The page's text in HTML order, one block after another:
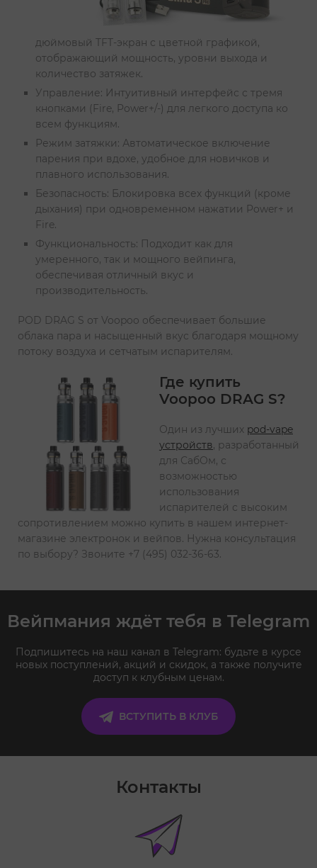
дюймовый TFT-экран с цветной графикой,
отображающий мощность, уровни выхода и
количество затяжек.
Управление: Интуитивный интерфейс с тремя
кнопками (Fire, Power+/-) для легкого доступа ко
всем функциям.
Режим затяжки: Автоматическое включение
парения при вдохе, удобное для новичков и
плавного использования.
Безопасность: Блокировка всех функций (кроме
дыхания) при одновременном нажатии Power+ и
Fire.
Функциональность: Подходит как для
умеренного, так и мощного вейпинга,
обеспечивая отличный вкус и
производительность.
POD DRAG S от Voopoo обеспечивает большие
облака пара и насыщенный вкус благодаря мощному
потоку воздуха и сетчатым испарителям.
Где купить
Voopoo DRAG S?
Один из лучших pod-vape
устройств, разработанный
для СабОм, с
возможностью
использования
испарителей с высоким
сопротивлением можно купить в нашем интернет-
магазине электронок и вейпов. Нужна консультация
по выбору? Звоните +7 (495) 032-36-63.
Вейпмания ждёт тебя в Telegram
Подпишитесь на наш канал в Telegram: будьте в курсе
новых поступлений, акций и скидок, а также получите
доступ к клубным ценам.
ВСТУПИТЬ В КЛУБ
Контакты